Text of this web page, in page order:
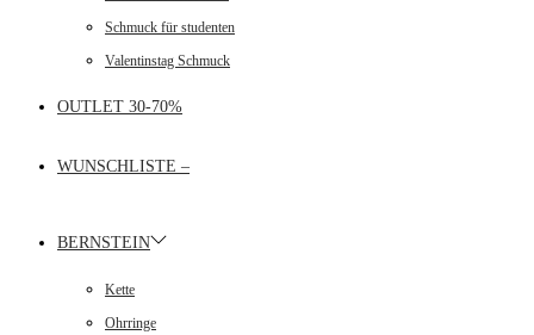
Schmuck für studenten
Valentinstag Schmuck
OUTLET 30-70%
WUNSCHLISTE –
BERNSTEIN
Kette
Ohrringe